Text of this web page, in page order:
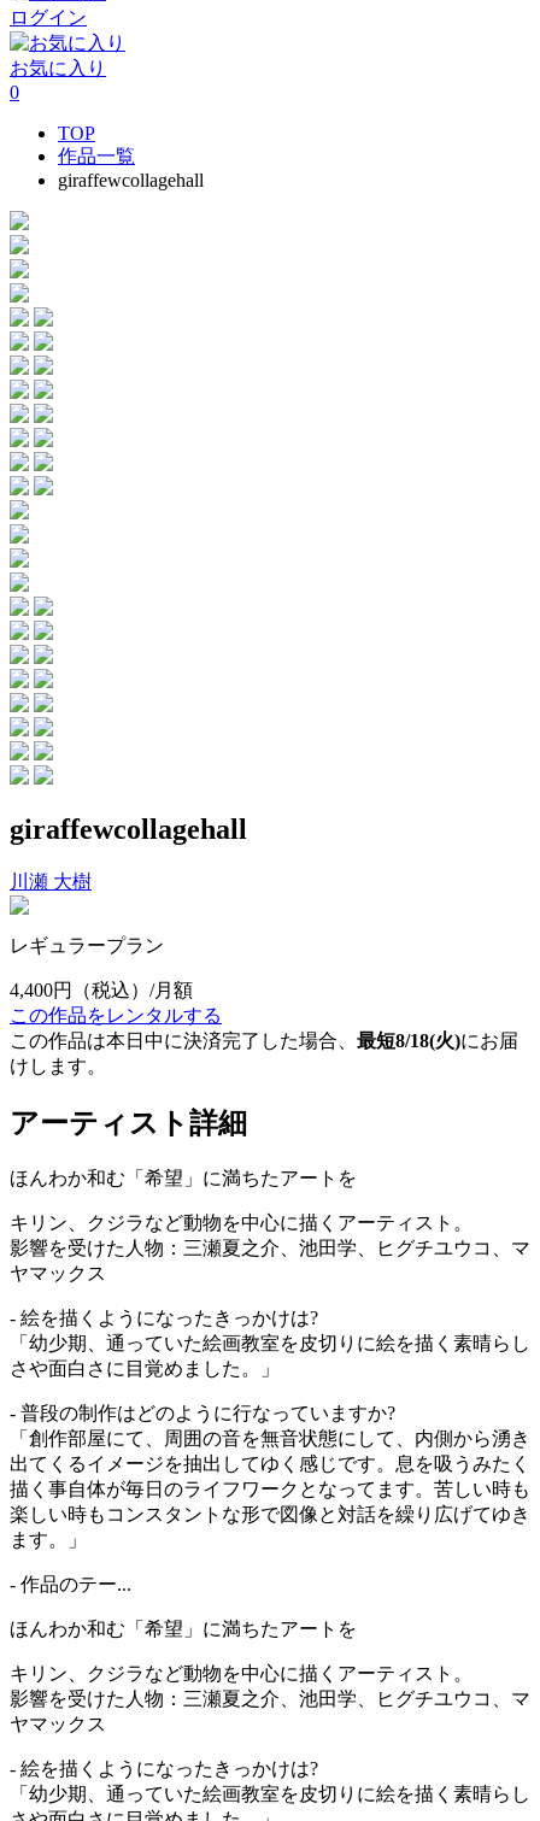
ログイン
お気に入り
0
TOP
作品一覧
giraffewcollagehall
giraffewcollagehall
川瀬 大樹
レギュラープラン
4,400円
（税込）/月額
この作品をレンタルする
この作品は本日中に決済完了した場合、 最短8/18(火)にお届
けします。
アーティスト詳細
ほんわか和む「希望」に満ちたアートを
キリン、クジラなど動物を中心に描くアーティスト。
影響を受けた人物：三瀬夏之介、池田学、ヒグチユウコ、マ
ヤマックス
- 絵を描くようになったきっかけは?
「幼少期、通っていた絵画教室を皮切りに絵を描く素晴らし
さや面白さに目覚めました。」
- 普段の制作はどのように行なっていますか?
「創作部屋にて、周囲の音を無音状態にして、内側から湧き
出てくるイメージを抽出してゆく感じです。息を吸うみたく
描く事自体が毎日のライフワークとなってます。苦しい時も
楽しい時もコンスタントな形で図像と対話を繰り広げてゆき
ます。」
- 作品のテー...
ほんわか和む「希望」に満ちたアートを
キリン、クジラなど動物を中心に描くアーティスト。
影響を受けた人物：三瀬夏之介、池田学、ヒグチユウコ、マ
ヤマックス
- 絵を描くようになったきっかけは?
「幼少期、通っていた絵画教室を皮切りに絵を描く素晴らし